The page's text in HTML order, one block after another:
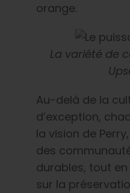
orange.
La variété de
Au-delà de la
d’exception,
la vision de
des
durables, tout
sur la